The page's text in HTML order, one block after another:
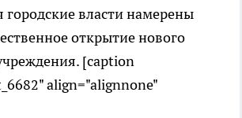
городские власти намерены
открытие нового
[caption
align="alignnone"